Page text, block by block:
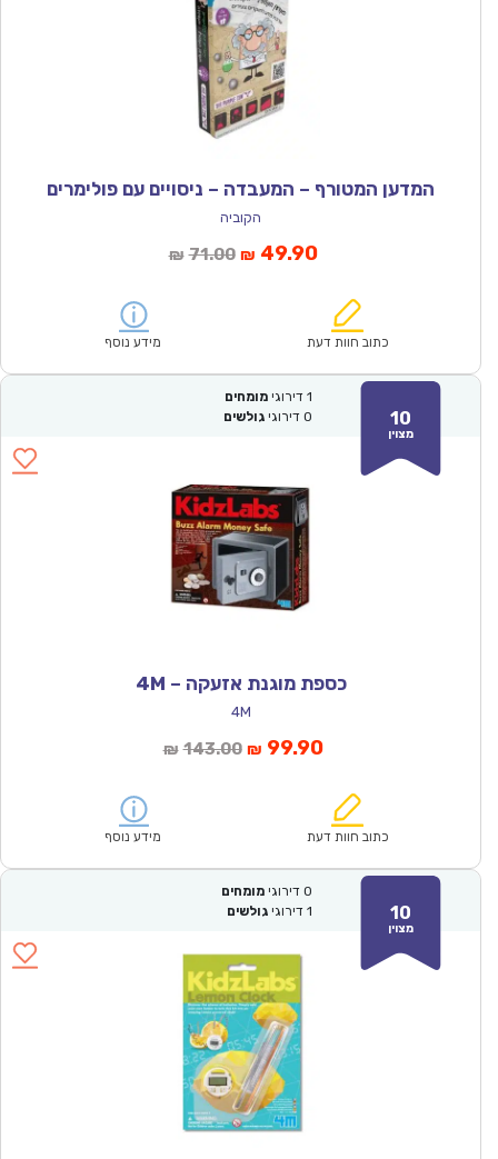
המדען המטורף – המעבדה – ניסויים עם פולימרים
הקוביה
₪ 71.00המחיר
₪71.00.
₪ 49.90המחיר
הוא:
כתוב חוות דעת מידע נוסף
10
מצוין
1 דירוגי מומחים
0 דירוגי גולשים
כספת מוגנת אזעקה – 4M
4M
₪ 143.00המחיר
₪143.00.
₪ 99.90המחיר
הוא:
כתוב חוות דעת מידע נוסף
10
מצוין
0 דירוגי מומחים
1 דירוגי גולשים